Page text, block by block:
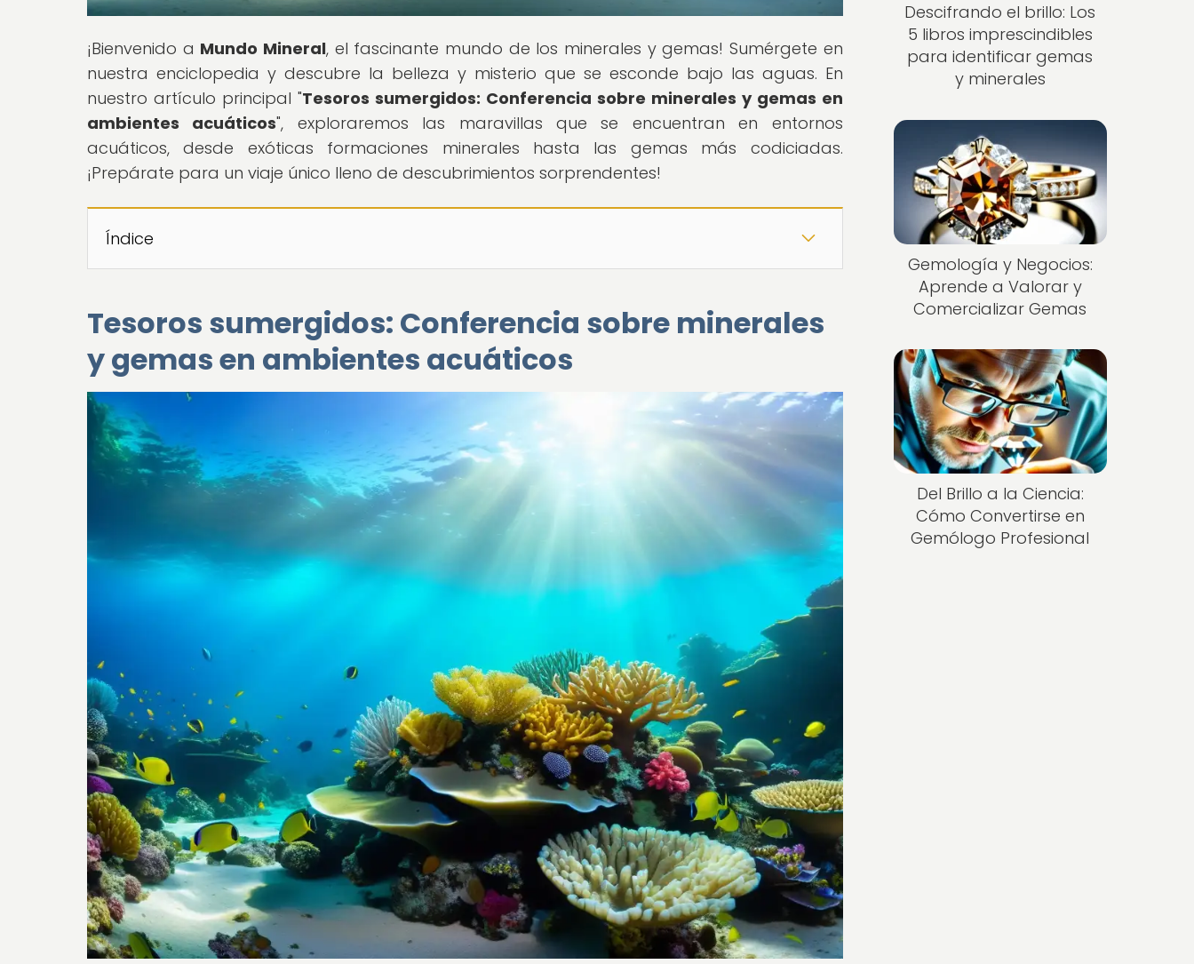
¡Bienvenido a Mundo Mineral, el fascinante mundo de los minerales y gemas! Sumérgete en
nuestra enciclopedia y descubre la belleza y misterio que se esconde bajo las aguas. En
nuestro artículo principal "Tesoros sumergidos: Conferencia sobre minerales y gemas en
ambientes acuáticos", exploraremos las maravillas que se encuentran en entornos
acuáticos, desde exóticas formaciones minerales hasta las gemas más codiciadas.
¡Prepárate para un viaje único lleno de descubrimientos sorprendentes!
Índice
Tesoros sumergidos: Conferencia sobre minerales
y gemas en ambientes acuáticos
Descifrando el brillo: Los
5 libros imprescindibles
para identificar gemas
y minerales
Gemología y Negocios:
Aprende a Valorar y
Comercializar Gemas
Del Brillo a la Ciencia:
Cómo Convertirse en
Gemólogo Profesional